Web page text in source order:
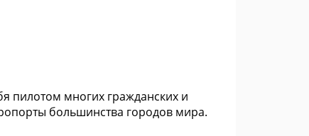
пилотом многих гражданских и
большинства городов мира.